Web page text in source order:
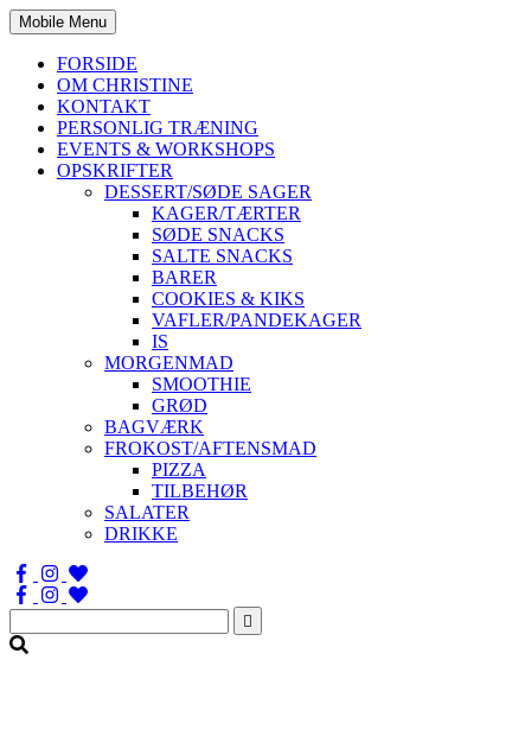
Mobile Menu
FORSIDE
OM CHRISTINE
KONTAKT
PERSONLIG TRÆNING
EVENTS & WORKSHOPS
OPSKRIFTER
DESSERT/SØDE SAGER
KAGER/TÆRTER
SØDE SNACKS
SALTE SNACKS
BARER
COOKIES & KIKS
VAFLER/PANDEKAGER
IS
MORGENMAD
SMOOTHIE
GRØD
BAGVÆRK
FROKOST/AFTENSMAD
PIZZA
TILBEHØR
SALATER
DRIKKE
Søg
efter: